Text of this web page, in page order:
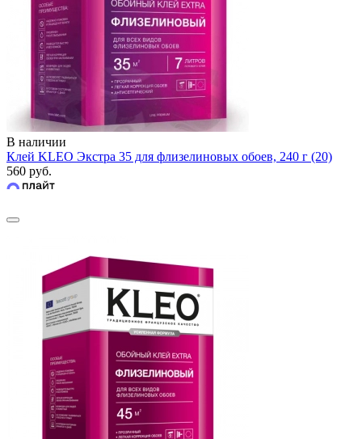
В наличии
Клей KLEO Экстра 35 для флизелиновых обоев, 240 г (20)
560 руб.